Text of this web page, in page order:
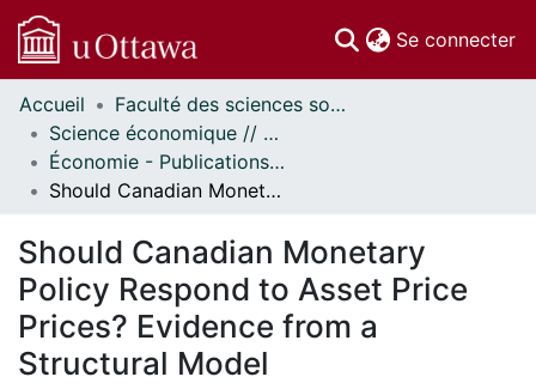
Se connecter
Communautés
et collections
Parcourir
Statistiques
À propos
Accueil
Faculté des sciences sociales // Faculty of Social Sciences
Science économique // Economics
Économie - Publications // Economics - Working Papers
Should Canadian Monetary Policy Respond to Asset Price Prices? Evidence from a Structural Model
Should Canadian Monetary
Policy Respond to Asset Price
Prices? Evidence from a
Structural Model